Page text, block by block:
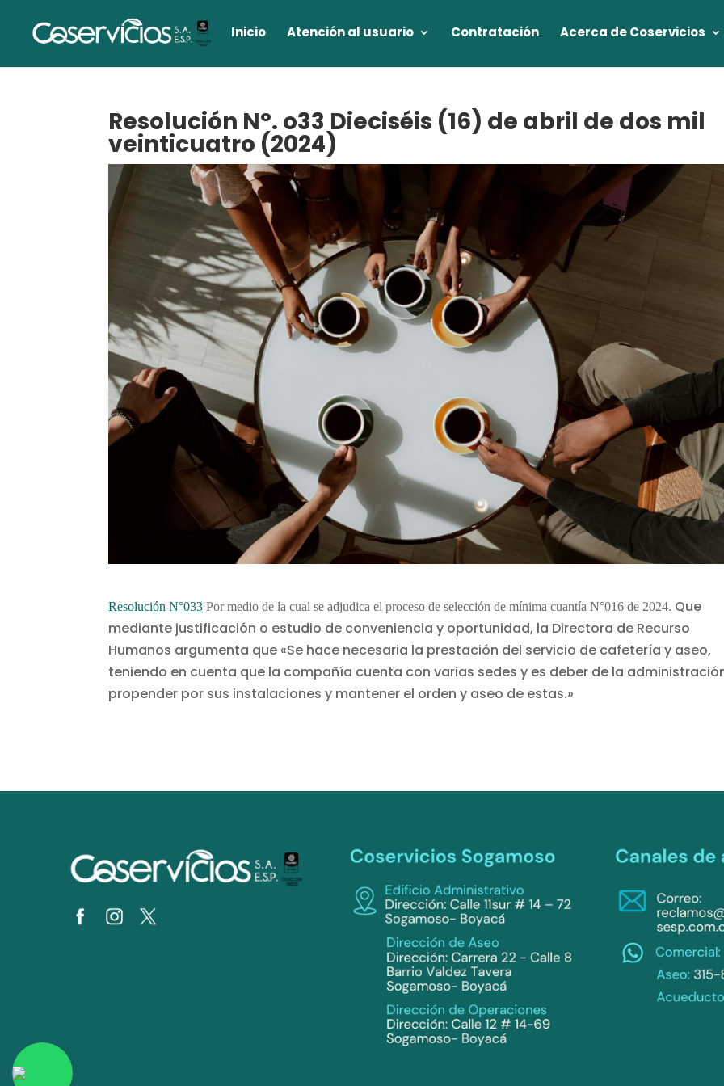
Inicio Atención al usuario Contratación Acerca de Coservicios
Resolución N°. o33 Dieciséis (16) de abril de dos mil
veinticuatro (2024)
Resolución N°033 Por medio de la cual se adjudica el proceso de selección de mínima cuantía N°016 de 2024. Que
mediante justificación o estudio de conveniencia y oportunidad, la Directora de Recurso
Humanos argumenta que «Se hace necesaria la prestación del servicio de cafetería y aseo,
teniendo en cuenta que la compañía cuenta con varias sedes y es deber de la
propender por sus instalaciones y mantener el orden y aseo de estas.»